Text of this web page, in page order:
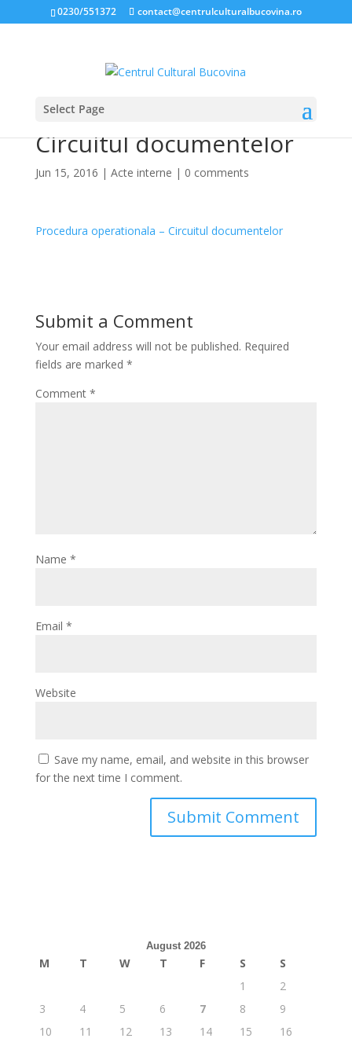
0230/551372 contact@centrulculturalbucovina.ro
Select Page
Procedura operationala –
Circuitul documentelor
Jun 15, 2016 | Acte interne | 0 comments
Procedura operationala – Circuitul documentelor
Submit a Comment
Your email address will not be published. Required
fields are marked *
Comment *
Name *
Email *
Website
Save my name, email, and website in this browser
for the next time I comment.
August 2026
M T W T F S
S
1
2
3
4 5 6 7 8
9
10
11 12 13 14 15
16